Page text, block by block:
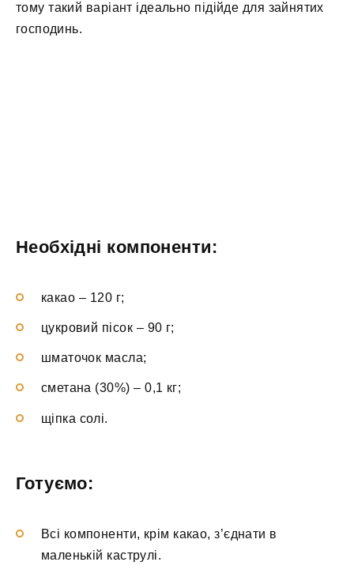
тому такий варіант ідеально підійде для зайнятих
господинь.
Необхідні компоненти:
какао – 120 г;
цукровий пісок – 90 г;
шматочок масла;
сметана (30%) – 0,1 кг;
щіпка солі.
Готуємо:
Всі компоненти, крім какао, з’єднати в
маленькій каструлі.